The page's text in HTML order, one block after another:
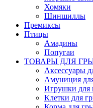
Хомяки
Шиншиллы
Премиксы
Птицы
Амадины
Попугаи
ТОВАРЫ ДЛЯ
Аксессуары
Амуниция
Игрушки для
Клетки для